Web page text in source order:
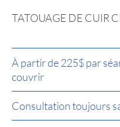
TATOUAGE DE CUIR
À partir de 225$ par
couvrir
Consultation toujours